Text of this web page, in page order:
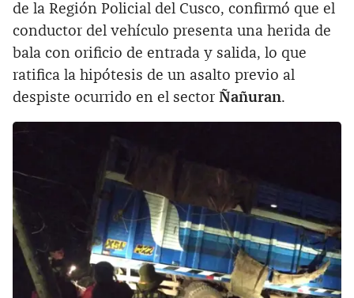
de la Región Policial del Cusco, confirmó que el
conductor del vehículo presenta una herida de
bala con orificio de entrada y salida, lo que
ratifica la hipótesis de un asalto previo al
despiste ocurrido en el sector Ñañuran.